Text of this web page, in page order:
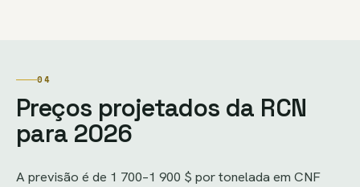
04
Preços projetados da RCN
para 2026
A previsão é de 1 700–1 900 $ por tonelada em CNF